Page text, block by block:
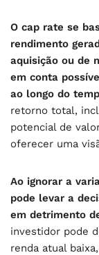
O cap rate se
rendimento
aquisição ou de
em conta
ao longo do
retorno total,
potencial de
oferecer uma
Ao ignorar a
pode levar a
em detrimento
investidor pode
renda atual